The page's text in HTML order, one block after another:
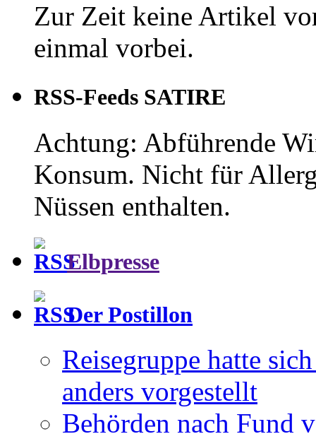
Zur Zeit keine Artikel
einmal vorbei.
RSS-Feeds SATIRE
Achtung: Abführende
Konsum. Nicht für
Nüssen enthalten.
Elbpresse
Der Postillon
Reisegruppe hatte
anders vorgestellt
Behörden nach Fund